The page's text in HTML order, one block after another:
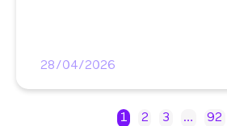
28/04/2026
1 2 3 … 92